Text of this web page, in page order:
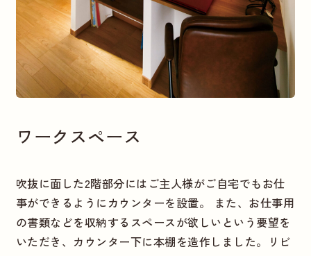
ワークスペース
吹抜に面した2階部分にはご主人様がご自宅でもお仕
事ができるようにカウンターを設置。 また、お仕事用
の書類などを収納するスペースが欲しいという要望を
いただき、カウンター下に本棚を造作しました。リビ